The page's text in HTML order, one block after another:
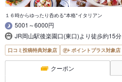
１６時からゆったり呑める"本格"イタリアン
5001～6000円
JR岡山駅後楽園口(東口)より徒歩約15分
口コミ投稿特典対象店 ポイントプラス対象店
クーポン